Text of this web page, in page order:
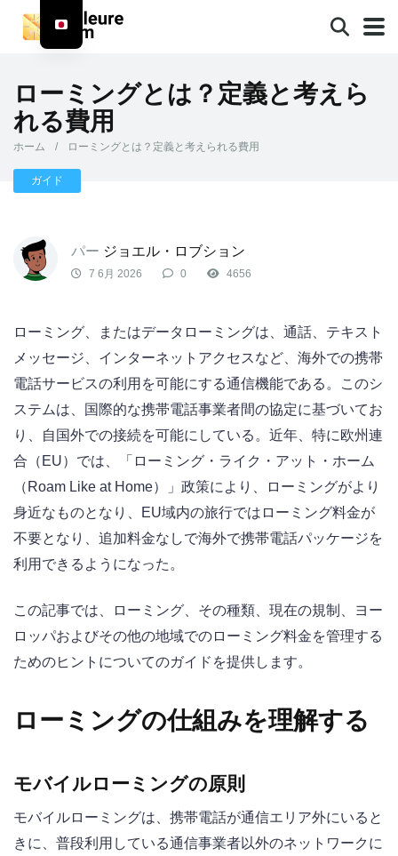
ローミングとは？定義と考えら
れる費用
ホーム / ローミングとは？定義と考えられる費用
ガイド
パー ジョエル・ロブション
7 6月 2026 0 4656
ローミング、またはデータローミングは、通話、テキスト
メッセージ、インターネットアクセスなど、海外での携帯
電話サービスの利用を可能にする通信機能である。このシ
ステムは、国際的な携帯電話事業者間の協定に基づいてお
り、自国外での接続を可能にしている。近年、特に欧州連
合（EU）では、「ローミング・ライク・アット・ホーム
（Roam Like at Home）」政策により、ローミングがより
身近なものとなり、EU域内の旅行ではローミング料金が
不要となり、追加料金なしで海外で携帯電話パッケージを
利用できるようになった。
この記事では、ローミング、その種類、現在の規制、ヨー
ロッパおよびその他の地域でのローミング料金を管理する
ためのヒントについてのガイドを提供します。
ローミングの仕組みを理解する
モバイルローミングの原則
モバイルローミングは、携帯電話が通信エリア外にいると
きに、普段利用している通信事業者以外のネットワークに